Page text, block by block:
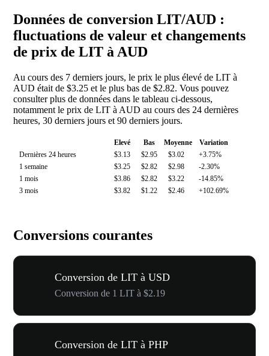
Données de conversion LIT/AUD :
fluctuations de valeur et changements
de prix de LIT à AUD
Au cours des 7 derniers jours, le prix le plus élevé de LIT à
AUD était de $3.25 et le plus bas de $2.82. Vous pouvez
consulter plus de données dans le tableau ci-dessous,
notamment le prix de LIT à AUD au cours des 24 dernières
heures, 30 derniers jours et 90 derniers jours.
Elevé Bas Moyenne
Variation
Dernières 24 heures
$3.13 $2.95 $3.02
+3.75%
1 semaine
$3.25 $2.82 $2.98
-2.30%
1 mois
$3.86 $2.82 $3.22
-14.85%
3 mois
$3.82 $1.22 $2.46 +102.69%
Conversions courantes
Conversion de LIT à USD
Conversion de 1 LIT à $2.19
Conversion de LIT à PHP